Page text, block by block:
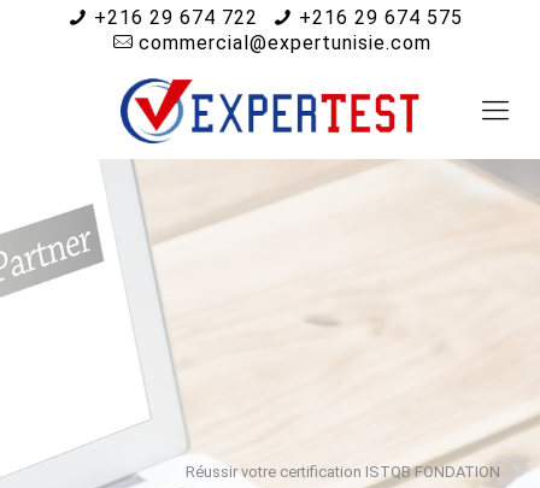
+216 29 674 722
+216 29 674 575
commercial@expertunisie.com
Réussir votre certification ISTQB FONDATION